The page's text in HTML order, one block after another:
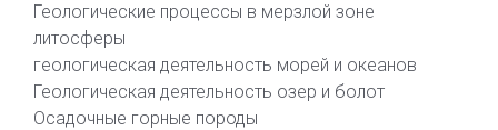
Геологические процессы в мерзлой зоне
литосферы
геологическая деятельность морей и океанов
Геологическая деятельность озер и болот
Осадочные горные породы